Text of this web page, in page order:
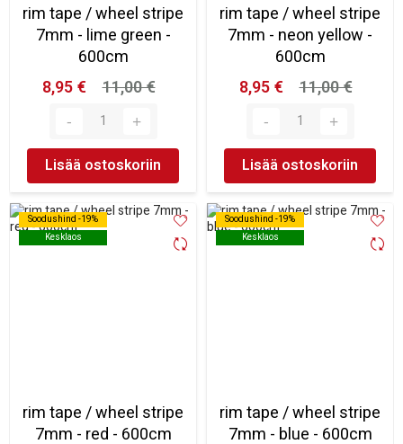
rim tape / wheel stripe
7mm - lime green -
600cm
8,95 €
11,00 €
Lisää ostoskoriin
rim tape / wheel stripe
7mm - neon yellow -
600cm
8,95 €
11,00 €
Lisää ostoskoriin
Soodushind -19%
Kesklaos
Soodushind -19%
Kesklaos
rim tape / wheel stripe
7mm - red - 600cm
Soodushind -19%
Kesklaos
Soodushind -19%
Kesklaos
rim tape / wheel stripe
7mm - blue - 600cm